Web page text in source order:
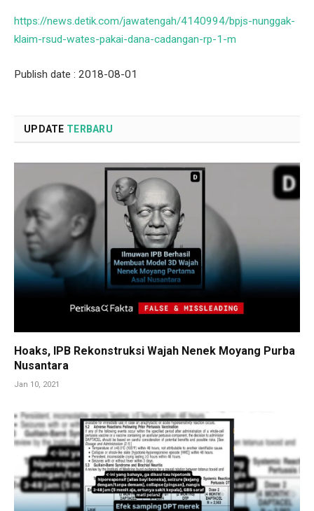
https://news.detik.com/jawatengah/4140994/bpjs-nunggak-
klaim-rsud-wates-pakai-dana-cadangan-rp-1-m
Publish date : 2018-08-01
UPDATE TERBARU
Hoaks, IPB Rekonstruksi Wajah Nenek Moyang Purba
Nusantara
Jan 10, 2021